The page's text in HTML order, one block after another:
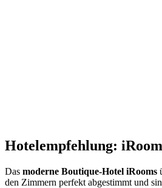
Hotelempfehlung:
Das moderne Boutique-Hotel iRooms
den Zimmern perfekt abgestimmt und